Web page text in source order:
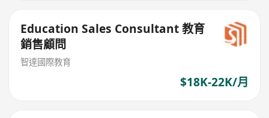
Education Sales Consultant 教育
銷售顧問
智達國際教育
$18K-22K/月